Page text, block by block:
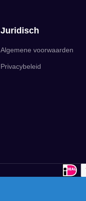
Juridisch
Algemene voorwaarden
Privacybeleid